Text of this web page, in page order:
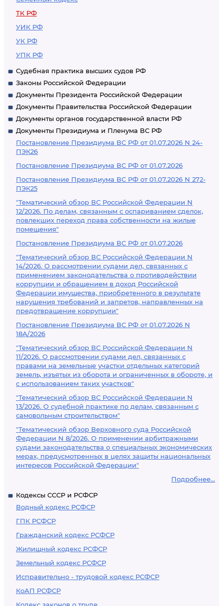
ТК РФ
УИК РФ
УК РФ
УПК РФ
Судебная практика высших судов РФ
Законы Российской Федерации
Документы Президента Российской Федерации
Документы Правительства Российской Федерации
Документы органов государственной власти РФ
Документы Президиума и Пленума ВС РФ
Постановление Президиума ВС РФ от 01.07.2026 N 24-
ПЭК26
Постановление Президиума ВС РФ от 01.07.2026
Постановление Президиума ВС РФ от 01.07.2026 N 272-
ПЭК25
"Тематический обзор ВС Российской Федерации N
12/2026. По делам, связанным с оспариванием сделок,
повлекших переход права собственности на жилые
помещения"
Постановление Президиума ВС РФ от 01.07.2026
"Тематический обзор ВС Российской Федерации N
14/2026. О рассмотрении судами дел, связанных с
применением законодательства о противодействии
коррупции и обращением в доход Российской
Федерации имущества, приобретенного в результате
нарушения требований и запретов, направленных на
предотвращение коррупции"
Постановление Президиума ВС РФ от 01.07.2026 N
18А/2026
"Тематический обзор ВС Российской Федерации N
11/2026. О рассмотрении судами дел, связанных с
правами на земельные участки отдельных категорий
земель, изъятых из оборота и ограниченных в обороте, и
с использованием таких участков"
"Тематический обзор ВС Российской Федерации N
13/2026. О судебной практике по делам, связанным с
самовольным строительством"
"Тематический обзор Верховного суда Российской
Федерации N 8/2026. О применении арбитражными
судами законодательства о специальных экономических
мерах, предусмотренных в целях защиты национальных
интересов Российской Федерации"
Подробнее...
Кодексы СССР и РСФСР
Водный кодекс РСФСР
ГПК РСФСР
Гражданский кодекс РСФСР
Жилищный кодекс РСФСР
Земельный кодекс РСФСР
Исправительно - трудовой кодекс РСФСР
КоАП РСФСР